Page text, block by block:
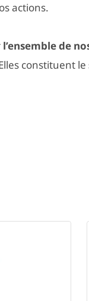
actions.
l’ensemble de
constituent le